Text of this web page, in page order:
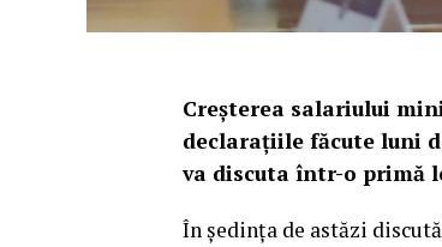
Creșterea salariului
declarațiile făcute luni
va discuta într-o primă
În ședința de astăzi